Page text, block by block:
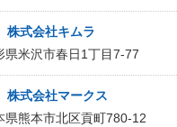
株式会社キムラ
県米沢市春日1丁目7-77
株式会社マークス
県熊本市北区貢町780-12